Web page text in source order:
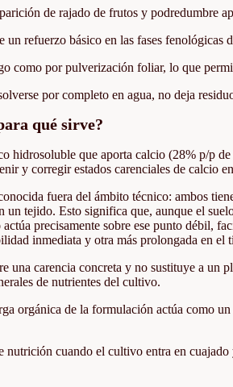
de rajado de frutos y podredumbre
un refuerzo básico en las fases
como por pulverización foliar, lo que
por completo en agua, no deja
qué sirve?
hidrosoluble que aporta calcio (28% p/p
y corregir estados carenciales de calcio
fuera del ámbito técnico: ambos
tejido. Esto significa que, aunque el
precisamente sobre ese punto débil,
inmediata y otra más prolongada en el
una carencia concreta y no sustituye a
de nutrientes del cultivo.
orgánica de la formulación actúa como
cuando el cultivo entra en